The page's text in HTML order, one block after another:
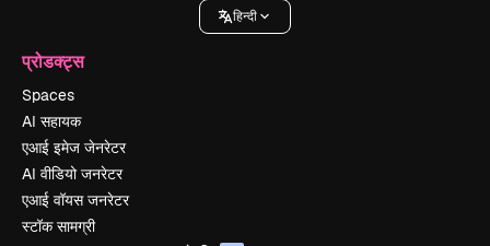
हिन्दी
प्रोडक्ट्स
Spaces
AI सहायक
एआई इमेज जेनरेटर
AI वीडियो जनरेटर
एआई वॉयस जनरेटर
स्टॉक सामग्री